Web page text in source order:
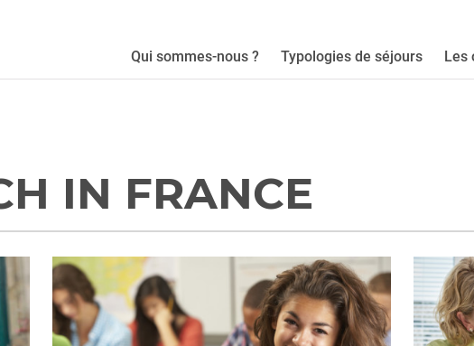
Qui sommes-nous ? Typologies de séjours Les
IN FRANCE